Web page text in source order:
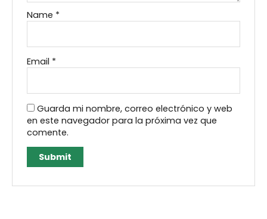
Name *
Email *
Guarda mi nombre, correo electrónico y web
en este navegador para la próxima vez que
comente.